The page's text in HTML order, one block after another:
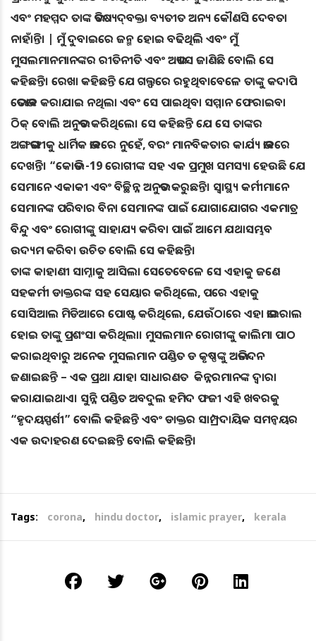
ଏବଂ ମହମ୍ମଦ ତାଙ୍କ ଭବିଷ୍ୟ‌ଦ୍‌ବକ୍ତା ବ୍ୟତୀତ ଅନ୍ୟ କୌଣସି ଦେବତା
ନାହାଁନ୍ତି। | ମୁଁ ଦୁବାଇରେ ଜନ୍ମ ହୋଇ ବଢିଥିଲି ଏବଂ ମୁଁ
ମୁସଲମାନମାନଙ୍କର ରୀତିନୀତି ଏବଂ ଅଭ୍ୟାସ ଜାଣିଛି ବୋଲି ସେ
କହିଛନ୍ତି। ରେଖା କହିଛନ୍ତି ଯେ ଗଲ୍ଫରେ ରହୁଥିବାବେଳେ ତାଙ୍କୁ କଦାପି
ଭେଦଭାବ କରାଯାଇ ନଥିଲା ଏବଂ ସେ ପାଇଥିବା ସମ୍ମାନ ଫେରାଇବା
ଠିକ୍ ବୋଲି ଅନୁଭବ କରିଥିଲେ। ସେ କହିଛନ୍ତି ଯେ ସେ ତାଙ୍କର
ଅଙ୍ଗଭଙ୍ଗୀକୁ ଧାର୍ମିକ ଭାବରେ ନୁହେଁ, ବରଂ ମାନବିକତାର କାର୍ଯ୍ୟ ଭାବରେ
ଦେଖନ୍ତି। “କୋଭିଡ -19 ରୋଗୀଙ୍କ ସହ ଏକ ପ୍ରମୁଖ ସମସ୍ୟା ହେଉଛି ଯେ
ସେମାନେ ଏକାକୀ ଏବଂ ବିଚ୍ଛିନ୍ନ ଅନୁଭବ କରୁଛନ୍ତି। ସ୍ୱାସ୍ଥ୍ୟ କର୍ମୀମାନେ
ସେମାନଙ୍କ ପରିବାର ବିନା ସେମାନଙ୍କ ପାଇଁ ଯୋଗାଯୋଗର ଏକମାତ୍ର
ବିନ୍ଦୁ ଏବଂ ରୋଗୀଙ୍କୁ ସାହାଯ୍ୟ କରିବା ପାଇଁ ଆମେ ଯଥାସମ୍ଭବ
ଉଦ୍ୟମ କରିବା ଉଚିତ ବୋଲି ସେ କହିଛନ୍ତି।
ତାଙ୍କ କାହାଣୀ ସାମ୍ନାକୁ ଆସିଲା ସେତେବେଳେ ସେ ଏହାକୁ ଜଣେ
ସହକର୍ମୀ ଡାକ୍ତରଙ୍କ ସହ ସେୟାର କରିଥିଲେ, ପରେ ଏହାକୁ
ସୋସିଆଲ ମିଡିଆରେ ପୋଷ୍ଟ କରିଥିଲେ, ଯେଉଁଠାରେ ଏହା ଭାଇରାଲ
ହୋଇ ତାଙ୍କୁ ପ୍ରଶଂସା କରିଥିଲା। ମୁସଲମାନ ରୋଗୀଙ୍କୁ କାଲିମା ପାଠ
କରାଇଥିବାରୁ ଅନେକ ମୁସଲମାନ ପଣ୍ଡିତ ଡ କୃଷ୍ଣଙ୍କୁ ଅଭିନନ୍ଦନ
ଜଣାଇଛନ୍ତି – ଏକ ପ୍ରଥା ଯାହା ସାଧାରଣତ କିନ୍ନରମାନଙ୍କ ଦ୍ୱାରା
କରାଯାଇଥାଏ। ସୁନ୍ନି ପଣ୍ଡିତ ଅବଦୁଲ ହମିଦ ଫଜୀ ଏହି ଖବରକୁ
“ହୃଦୟସ୍ପର୍ଶୀ” ବୋଲି କହିଛନ୍ତି ଏବଂ ଡାକ୍ତର ସାମ୍ପ୍ରଦାୟିକ ସମନ୍ୱୟର
ଏକ ଉଦାହରଣ ଦେଇଛନ୍ତି ବୋଲି କହିଛନ୍ତି।
Tags: corona, hindu doctor, islamic prayer, kerala